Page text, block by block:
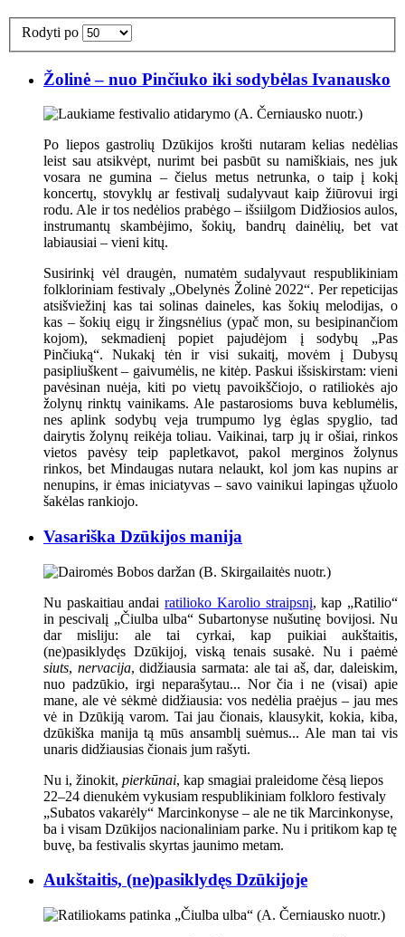
Rodyti po
Žolinė – nuo Pinčiuko iki sodybėlas Ivanausko
Po liepos gastrolių Dzūkijos krošti nutaram kelias nedėlias
leist sau atsikvėpt, nurimt bei pasbūt su namiškiais, nes juk
vosara ne gumina – čielus metus netrunka, o taip į kokį
koncertų, stovyklų ar festivalį sudalyvaut kaip žiūrovui irgi
rodu. Ale ir tos nedėlios prabėgo – išsiilgom Didžiosios aulos,
instrumantų skambėjimo, šokių, bandrų dainėlių, bet vat
labiausiai – vieni kitų.
Susirinkį vėl draugėn, numatėm sudalyvaut respublikiniam
folkloriniam festivaly „Obelynės Žolinė 2022“. Per repeticijas
atsišviežinį kas tai solinas daineles, kas šokių melodijas, o
kas – šokių eigų ir žingsnėlius (ypač mon, su besipinančiom
kojom), sekmadienį popiet pajudėjom į sodybų „Pas
Pinčiuką“. Nukakį tėn ir visi sukaitį, movėm į Dubysų
pasipliuškent – gaivumėlis, ne kitėp. Paskui išsiskirstam: vieni
pavėsinan nuėja, kiti po vietų pavoikščiojo, o ratiliokės ajo
žolynų rinktų vainikams. Ale pastarosioms buva keblumėlis,
nes aplink sodybų veja trumpumo lyg ėglas spyglio, tad
dairytis žolynų reikėja toliau. Vaikinai, tarp jų ir ošiai, rinkos
vietos pavėsy teip papletkavot, pakol merginos žolynus
rinkos, bet Mindaugas nutara nelaukt, kol jom kas nupins ar
nenupins, ir ėmas iniciatyvas – savo vainikui lapingas ųžuolo
šakėlas rankiojo.
Vasariška Dzūkijos manija
Nu paskaitiau andairatilioko Karolio straipsnį, kap „Ratilio“
in pescivalį „Čiulba ulba“ Subartonyse nušutinę bovijosi. Nu
dar misliju: ale tai cyrkai, kap puikiai aukštaitis,
(ne)pasiklydęs Dzūkijoj, viską tenais susakė. Nu i paėmė
siuts, nervacija, didžiausia sarmata: ale tai aš, dar, daleiskim,
nuo padzūkio, irgi neparašytau... Nor čia i ne (visai) apie
mane, ale vė sėkmė didžiausia: vos nedėlia praėjus – jau mes
vė in Dzūkiją varom. Tai jau čionais, klausykit, kokia, kiba,
dzūkiška manija tą mūs ansamblį suėmus... Ale man tai vis
unaris didžiausias čionais jum rašyti.
Nu i, žinokit, pierkūnai, kap smagiai praleidome čėsą liepos
22–24 dienukėm vykusiam respublikiniam folkloro festivaly
„Subatos vakarėly“ Marcinkonyse – ale ne tik Marcinkonyse,
ba i visam Dzūkijos nacionaliniam parke. Nu i pritikom kap tę
buvę, ba festivalis skyrtas jaunimo metam.
Aukštaitis, (ne)pasiklydęs Dzūkijoje